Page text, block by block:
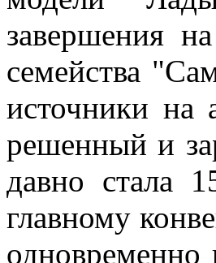
завершения
семейства
источники на
решенный и
давно стала
главному
одновременно